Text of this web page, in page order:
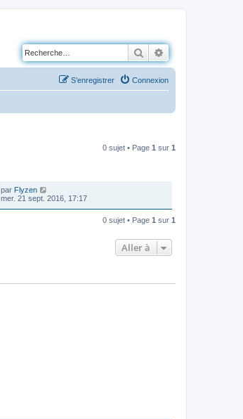
Rechercher
Connexion
S’enregistrer
0 sujet • Page 1 sur 1
par Flyzen
mer. 21 sept. 2016, 17:17
0 sujet • Page 1 sur 1
Aller à